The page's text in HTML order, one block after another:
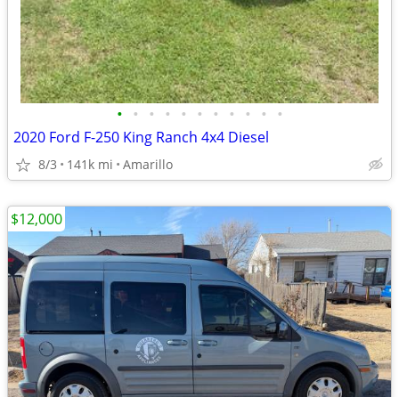
• • • • • • • • • • •
2020 Ford F-250 King Ranch 4x4 Diesel
8/3 141k mi Amarillo
$12,000